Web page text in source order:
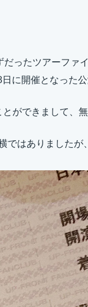
ったツアーファ
に開催となった公
ができまして、無
ではありました